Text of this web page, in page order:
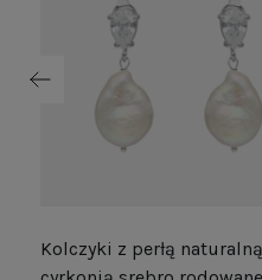
Kolczyki z perłą